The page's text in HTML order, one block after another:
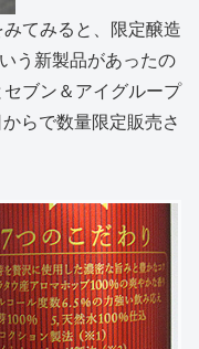
てみると、限定醸造
う新製品があったの
ブン＆アイグループ
らで数量限定販売さ